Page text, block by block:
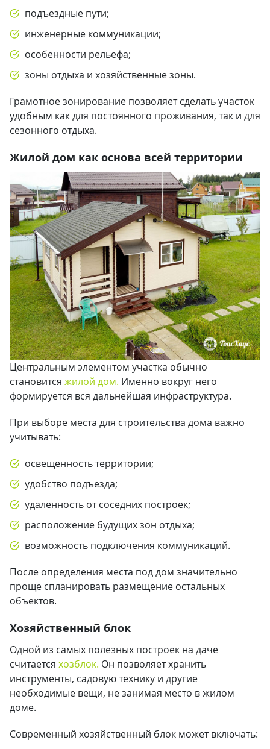
подъездные пути;
инженерные коммуникации;
особенности рельефа;
зоны отдыха и хозяйственные зоны.
Грамотное зонирование позволяет сделать участок
удобным как для постоянного проживания, так и для
сезонного отдыха.
Жилой дом как основа всей территории
Центральным элементом участка обычно
становится жилой дом. Именно вокруг него
формируется вся дальнейшая инфраструктура.
При выборе места для строительства дома важно
учитывать:
освещенность территории;
удобство подъезда;
удаленность от соседних построек;
расположение будущих зон отдыха;
возможность подключения коммуникаций.
После определения места под дом значительно
проще спланировать размещение остальных
объектов.
Хозяйственный блок
Одной из самых полезных построек на даче
считается хозблок. Он позволяет хранить
инструменты, садовую технику и другие
необходимые вещи, не занимая место в жилом
доме.
Современный хозяйственный блок может включать: